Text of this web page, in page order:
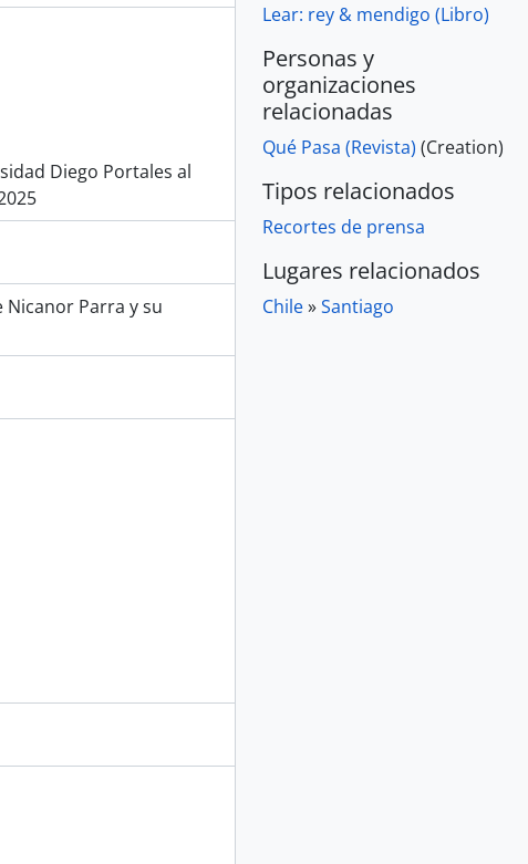
Diego Portales al
Parra y su
Lear: rey & mendigo (Libro)
Personas y
organizaciones
relacionadas
Qué Pasa (Revista) (Creation)
Tipos relacionados
Recortes de prensa
Lugares relacionados
Chile»Santiago